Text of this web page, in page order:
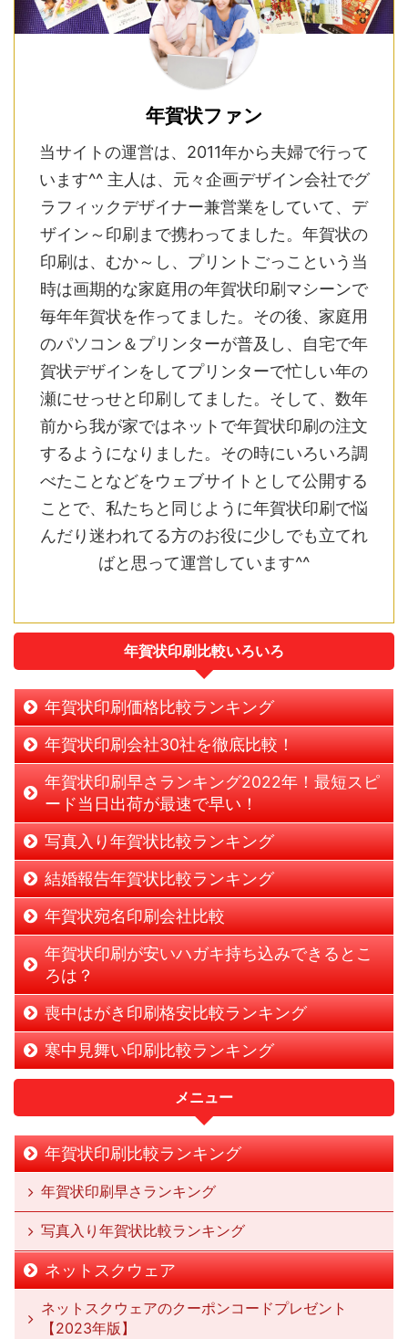
年賀状ファン
当サイトの運営は、2011年から夫婦で行って
います^^ 主人は、元々企画デザイン会社でグ
ラフィックデザイナー兼営業をしていて、デ
ザイン～印刷まで携わってました。年賀状の
印刷は、むか～し、プリントごっこという当
時は画期的な家庭用の年賀状印刷マシーンで
毎年年賀状を作ってました。その後、家庭用
のパソコン＆プリンターが普及し、自宅で年
賀状デザインをしてプリンターで忙しい年の
瀬にせっせと印刷してました。そして、数年
前から我が家ではネットで年賀状印刷の注文
するようになりました。その時にいろいろ調
べたことなどをウェブサイトとして公開する
ことで、私たちと同じように年賀状印刷で悩
んだり迷われてる方のお役に少しでも立てれ
ばと思って運営しています^^
年賀状印刷比較いろいろ
年賀状印刷価格比較ランキング
年賀状印刷会社30社を徹底比較！
年賀状印刷早さランキング2022年！最短スピ
ード当日出荷が最速で早い！
写真入り年賀状比較ランキング
結婚報告年賀状比較ランキング
年賀状宛名印刷会社比較
年賀状印刷が安いハガキ持ち込みできるとこ
ろは？
喪中はがき印刷格安比較ランキング
寒中見舞い印刷比較ランキング
メニュー
年賀状印刷比較ランキング
年賀状印刷早さランキング
写真入り年賀状比較ランキング
ネットスクウェア
ネットスクウェアのクーポンコードプレゼント
【2023年版】